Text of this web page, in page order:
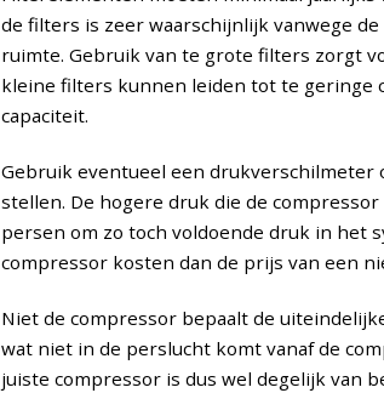
de filters is zeer waarschijnlijk vanwege
ruimte. Gebruik van te grote filters zorgt
kleine filters kunnen leiden tot te geringe
capaciteit.
Gebruik eventueel een
stellen. De hogere druk die de
persen om zo toch voldoende druk in het
compressor kosten dan de prijs van een
Niet de compressor bepaalt de
wat niet in de perslucht komt vanaf de
juiste compressor is dus wel degelijk van